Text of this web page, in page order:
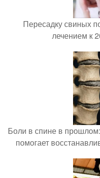
Пересадку свиных
лечением к
Боли в спине в
помогает